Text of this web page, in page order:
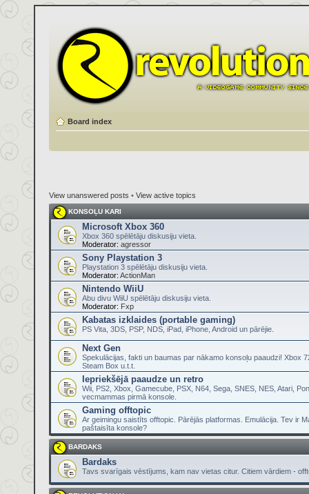
Board index
View unanswered posts • View active topics
KONSOĻU KARI
Microsoft Xbox 360
Xbox 360 spēlētāju diskusiju vieta.
Moderator: agressor
Sony Playstation 3
Playstation 3 spēlētāju diskusiju vieta.
Moderator: ActionMan
Nintendo WiiU
Abu divu WiiU spēlētāju diskusiju vieta.
Moderator: Fxp
Kabatas izklaides (portable gaming)
PS Vita, 3DS, PSP, NDS, iPad, iPhone, Android un pārējie.
Next Gen
Spekulācijas, fakti un baumas par nākamo konsoļu paaudzi! Xbox
Steam Box u.t.t.
Iepriekšējā paaudze un retro
Wii, PS2, Xbox, Gamecube, PSX, N64, Sega, SNES, NES, Atari,
vecmammas pirmā konsole.
Gaming offtopic
Ar geimingu saistīts offtopic. Pārējās platformas. Emulācija. Tev ir
paštaisīta konsole?
BARDAKS
Bardaks
Tavs svarīgais vēstījums, kam nav vietas citur. Citiem vārdiem -